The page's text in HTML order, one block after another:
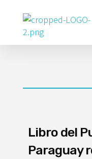
Poder Agropecuario
Libro del
Paraguay